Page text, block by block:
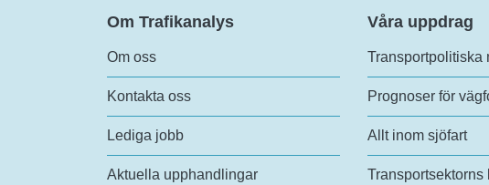
Om Trafikanalys
Om oss
Kontakta oss
Lediga jobb
Aktuella upphandlingar
Våra uppdrag
Transportpolitiska
Prognoser för
Allt inom sjöfart
Transportsektorns